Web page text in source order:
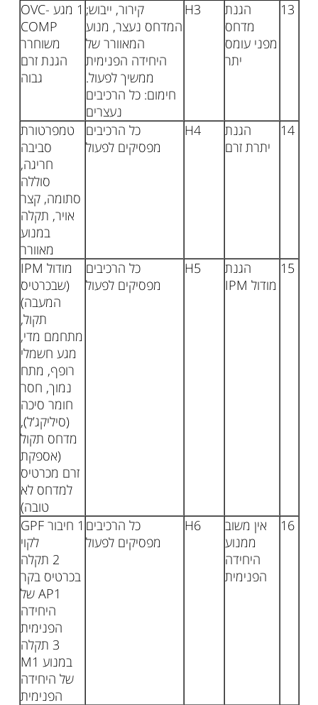
13
הגנת
מדחס
מפני עומס
יתר
H3
קירור, ייבוש;
המדחס נעצר, מנוע
המאוורר של
היחידה הפנימית
ממשיך לפעול.
חימום: כל הרכיבים
נעצרים
1 מגע OVC-
COMP
משוחרר
הגנת זרם
גבוה
14
הגנת
יתרת זרם
H4
כל הרכיבים
מפסיקים לפעול
טמפרטורת
סביבה
חריגה,
סוללה
סתומה, קצר
אויר, תקלה
במנוע
מאוורר
15
הגנת
מודול IPM
H5
כל הרכיבים
מפסיקים לפעול
מודול IPM
(שבכרטיס
המעבה)
תקול,
מתחמם מדי,
מגע חשמלי
רופף, מתח
נמוך, חסר
חומר סיכה
(סיליקג’ל),
מדחס תקול
(אספקת
זרם מכרטיס
למדחס לא
טובה)
16
אין משוב
ממנוע
היחידה
הפנימית
H6
כל הרכיבים
מפסיקים לפעול
1 חיבור GPF
לקוי
2 תקלה
בכרטיס בקר
AP1 של
היחידה
הפנימית
3 תקלה
במנוע M1
של היחידה
הפנימית